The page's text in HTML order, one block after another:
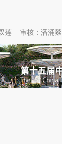
审核：潘涌燚
莲